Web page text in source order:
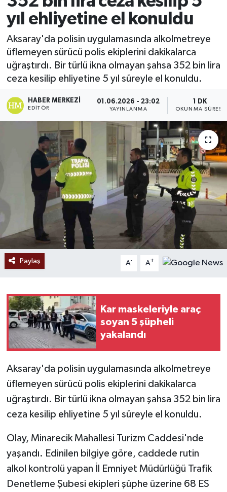
yıl ehliyetine el konuldu
Aksaray'da polisin uygulamasında alkolmetreye
üflemeyen sürücü polis ekiplerini dakikalarca
uğraştırdı. Bir türlü ikna olmayan şahsa 352 bin lira
ceza kesilip ehliyetine 5 yıl süreyle el konuldu.
HABER MERKEZI
EDITÖR
01.06.2026 - 23:02
YAYINLANMA
1 DK
OKUNMA SÜRESI
Paylaş A- A+
Kar maskeleriyle araç
soyan 5 şüpheli
yakalandı
Aksaray'da polisin uygulamasında alkolmetreye
üflemeyen sürücü polis ekiplerini dakikalarca
uğraştırdı. Bir türlü ikna olmayan şahsa 352 bin lira
ceza kesilip ehliyetine 5 yıl süreyle el konuldu.
Olay, Minarecik Mahallesi Turizm Caddesi'nde
yaşandı. Edinilen bilgiye göre, caddede rutin
alkol kontrolü yapan İl Emniyet Müdürlüğü Trafik
Denetleme Şubesi ekipleri şüphe üzerine 68 ES
Ekonomi
Sağlık
Tokat Haber